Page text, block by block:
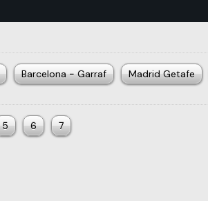
Barcelona - Garraf Madrid Getafe
5 6 7